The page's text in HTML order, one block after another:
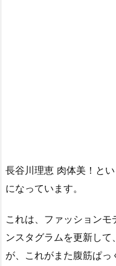
長谷川理恵 肉体美！と
になっています。
これは、ファッション
ンスタグラムを更新し
が、これがまた腹筋ぱ